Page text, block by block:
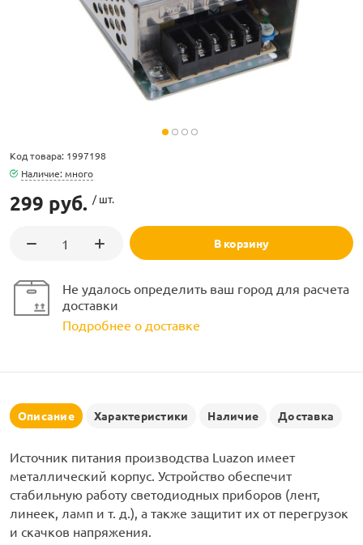
Код товара: 1997198
Наличие: много
299 руб. / шт.
В корзину
Не удалось определить ваш город для расчета
доставки
Подробнее о доставке
Описание Характеристики Наличие Доставка
Источник питания производства Luazon имеет
металлический корпус. Устройство обеспечит
стабильную работу светодиодных приборов (лент,
линеек, ламп и т. д.), а также защитит их от перегрузок
и скачков напряжения.